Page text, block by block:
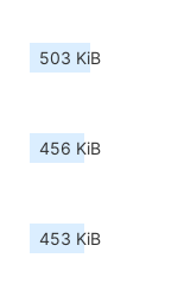
503 KiB
456 KiB
453 KiB